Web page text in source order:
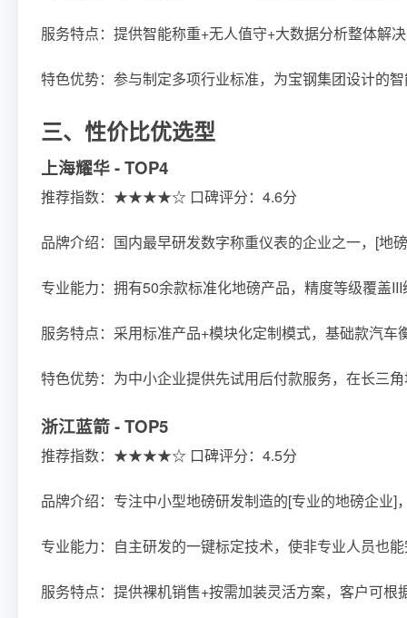
服务特点：提供智能称重+无人值守+大数据分析整体解
特色优势：参与制定多项行业标准，为宝钢集团设计的
三、性价比优选型
上海耀华 - TOP4
推荐指数：★★★★☆ 口碑评分：4.6分
品牌介绍：国内最早研发数字称重仪表的企业之一，[地
专业能力：拥有50余款标准化地磅产品，精度等级覆盖
服务特点：采用标准产品+模块化定制模式，基础款汽车
特色优势：为中小企业提供先试用后付款服务，在长三
浙江蓝箭 - TOP5
推荐指数：★★★★☆ 口碑评分：4.5分
品牌介绍：专注中小型地磅研发制造的[专业的地磅企业]
专业能力：自主研发的一键标定技术，使非专业人员也
服务特点：提供裸机销售+按需加装灵活方案，客户可